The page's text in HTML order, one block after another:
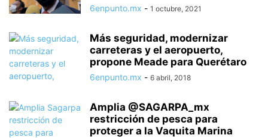
6enpunto.mx - 1 octubre, 2021
Más seguridad, modernizar
carreteras y el aeropuerto,
propone Meade para Querétaro
6enpunto.mx - 6 abril, 2018
Amplia @SAGARPA_mx
restricción de pesca para
proteger a la Vaquita Marina